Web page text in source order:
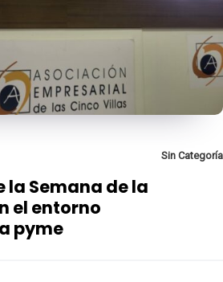
Sin Categoría
la Semana de la
el entorno
pyme